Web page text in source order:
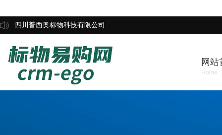
四川普西奥标物科技有限公司
网站
Home